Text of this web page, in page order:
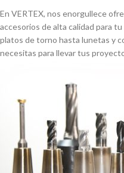
En VERTEX, nos enorgullece
accesorios de alta calidad para
platos de torno hasta lunetas y
necesitas para llevar tus